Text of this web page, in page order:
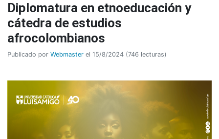
Diplomatura en etnoeducación y
cátedra de estudios
afrocolombianos
Publicado por Webmaster el 15/8/2024 (746 lecturas)